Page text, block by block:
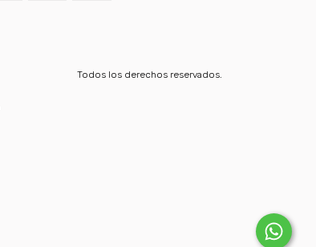
Todos los derechos reservados.